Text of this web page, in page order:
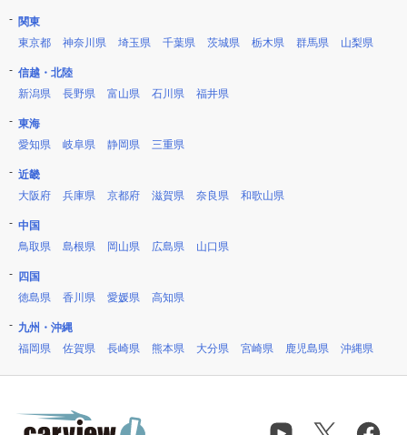
関東
東京都
神奈川県 埼玉県 千葉県 茨城県 栃木県 群馬県 山梨県
信越・北陸
新潟県
長野県 富山県 石川県 福井県
東海
愛知県
岐阜県 静岡県 三重県
近畿
大阪府
兵庫県 京都府 滋賀県 奈良県 和歌山県
中国
鳥取県
島根県 岡山県 広島県 山口県
四国
徳島県
香川県 愛媛県 高知県
九州・沖縄
福岡県
佐賀県 長崎県 熊本県 大分県 宮崎県 鹿児島県 沖縄県